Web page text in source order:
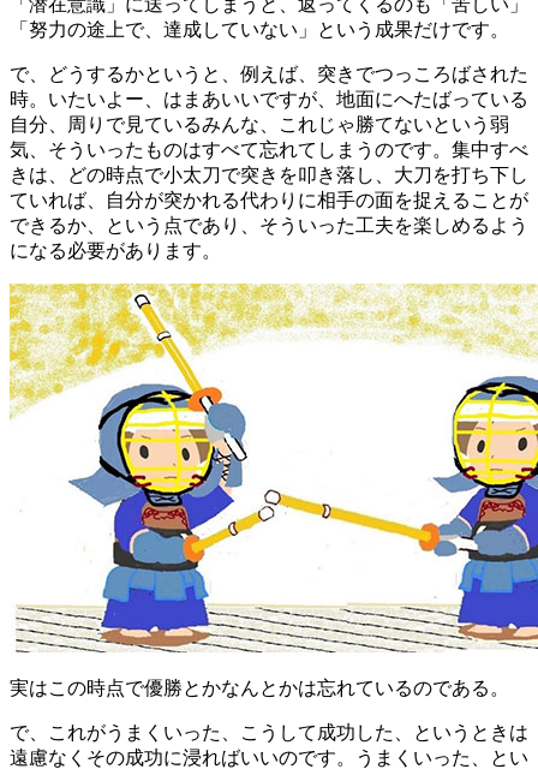
「努力の途上で、達成していない」という成果だけです。
で、どうするかというと、例えば、突きでつっころばされた
時。いたいよー、はまあいいですが、地面にへたばっている
自分、周りで見ているみんな、これじゃ勝てないという弱
気、そういったものはすべて忘れてしまうのです。集中すべ
きは、どの時点で小太刀で突きを叩き落し、大刀を打ち下し
ていれば、自分が突かれる代わりに相手の面を捉えることが
できるか、という点であり、そういった工夫を楽しめるよう
になる必要があります。
実はこの時点で優勝とかなんとかは忘れているのである。
で、これがうまくいった、こうして成功した、というときは
遠慮なくその成功に浸ればいいのです。うまくいった、とい